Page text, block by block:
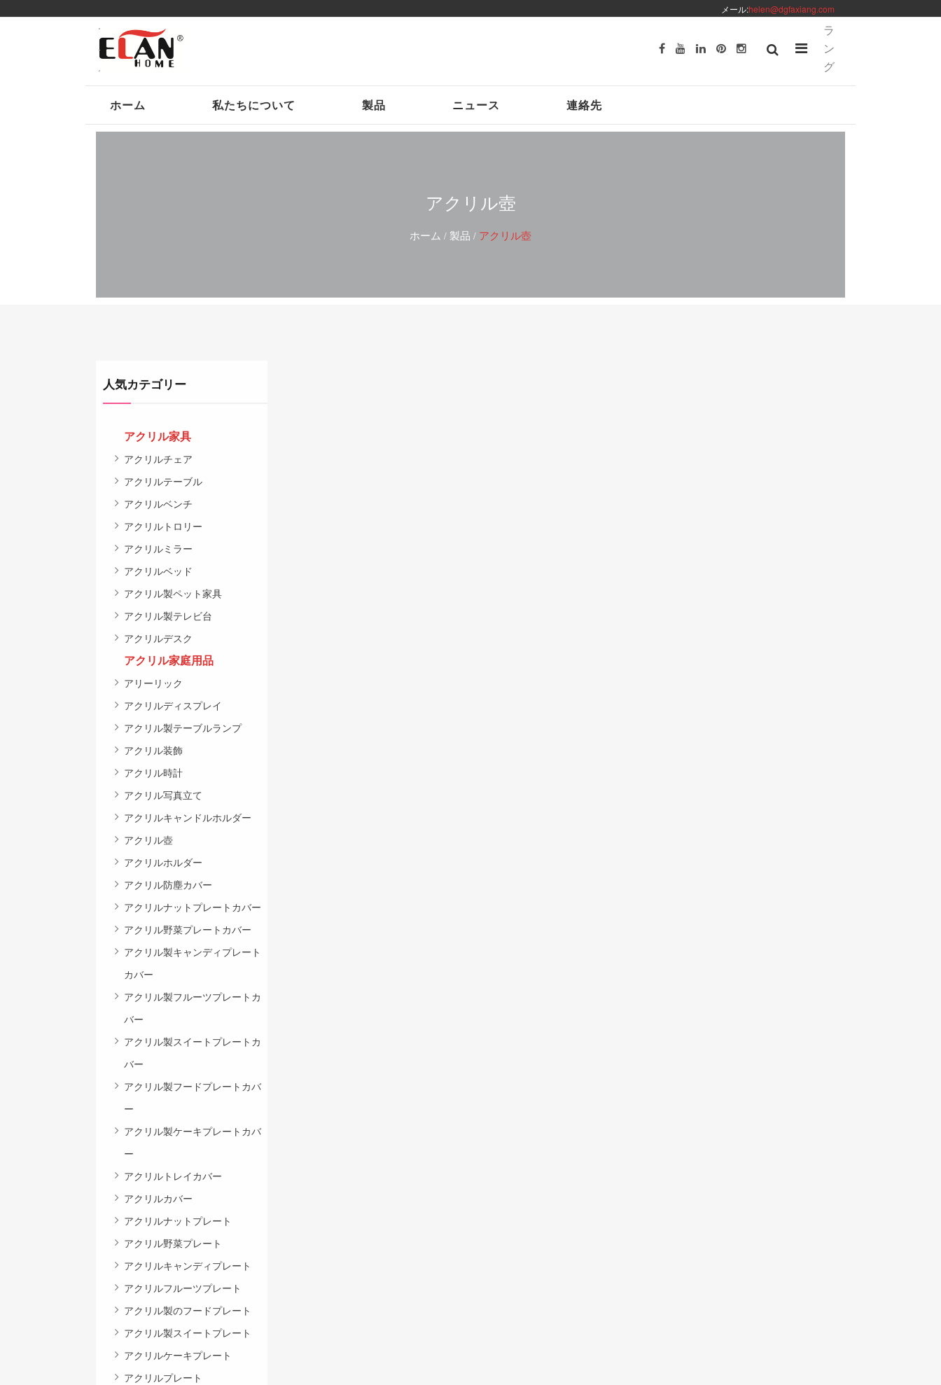
メール:helen@dgfaxiang.com
ラ
ン
グ
ホーム 私たちについて 製品 ニュース 連絡先
アクリル壺
ホーム / 製品 / アクリル壺
人気カテゴリー
アクリル家具
アクリルチェア
アクリルテーブル
アクリルベンチ
アクリルトロリー
アクリルミラー
アクリルベッド
アクリル製ペット家具
アクリル製テレビ台
アクリルデスク
アクリル家庭用品
アリーリック
アクリルディスプレイ
アクリル製テーブルランプ
アクリル装飾
アクリル時計
アクリル写真立て
アクリルキャンドルホルダー
アクリル壺
アクリルホルダー
アクリル防塵カバー
アクリルナットプレートカバー
アクリル野菜プレートカバー
アクリル製キャンディプレート
カバー
アクリル製フルーツプレートカ
バー
アクリル製スイートプレートカ
バー
アクリル製フードプレートカバ
ー
アクリル製ケーキプレートカバ
ー
アクリルトレイカバー
アクリルカバー
アクリルナットプレート
アクリル野菜プレート
アクリルキャンディプレート
アクリルフルーツプレート
アクリル製のフードプレート
アクリル製スイートプレート
アクリルケーキプレート
アクリルプレート